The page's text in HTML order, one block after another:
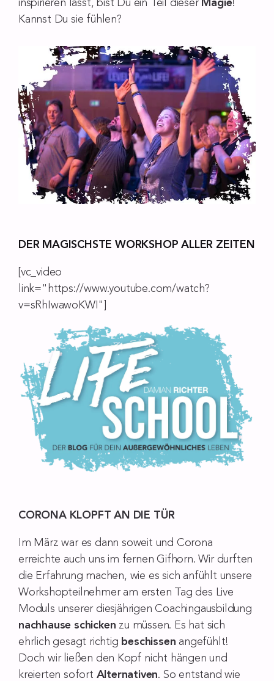
inspirieren lässt, bist Du ein Teil dieser Magie!
Kannst Du sie fühlen?
DER MAGISCHSTE WORKSHOP ALLER ZEITEN
[vc_video
link="https://www.youtube.com/watch?
v=sRhIwawoKWI"]
CORONA KLOPFT AN DIE TÜR
Im März war es dann soweit und Corona
erreichte auch uns im fernen Gifhorn. Wir durften
die Erfahrung machen, wie es sich anfühlt unsere
Workshopteilnehmer am ersten Tag des Live
Moduls unserer diesjährigen Coachingausbildung
nachhause schicken zu müssen. Es hat sich
ehrlich gesagt richtig beschissen angefühlt!
Doch wir ließen den Kopf nicht hängen und
kreierten sofort Alternativen. So entstand wie